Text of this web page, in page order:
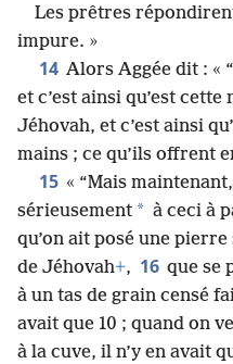
Les prêtres
impure. »
14 Alors Aggée dit : «
et c’est ainsi qu’est
Jéhovah, et c’est ainsi
mains ; ce qu’ils offrent
15 « “Mais
sérieusement * à ceci à
qu’on ait posé une
de Jéhovah+, 16 que se
à un tas de grain censé
avait que 10 ; quand on
à la cuve, il n’y en avait